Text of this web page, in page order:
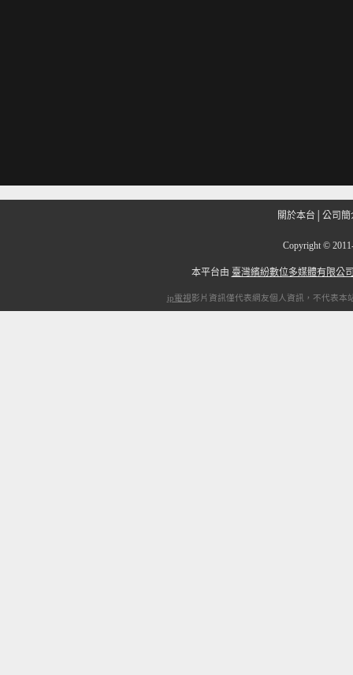
關於本台 公司簡
Copyright ©
本平台由 臺灣繽紛數位多媒體有限公
ip電視影片資訊僅代表網友個人資訊，不代表本